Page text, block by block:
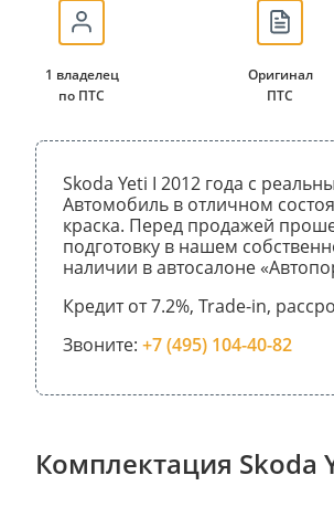
1 владелец
по ПТС
Оригинал
ПТС
Skoda Yeti I 2012 года с
Автомобиль в отличном
краска. Перед продажей
подготовку в нашем
наличии в автосалоне
Кредит от 7.2%, Trade-in,
Звоните: +7 (495) 104-40-82
Комплектация Skoda